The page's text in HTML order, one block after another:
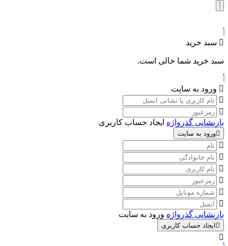
سبد خرید
سبد خرید شما خالی است.
ورود به سایت
بازنشانی گذرواژه ایجاد حساب کاربری
ورود به سایت
بازنشانی گذرواژه ورود به سایت
ایجاد حساب کاربری